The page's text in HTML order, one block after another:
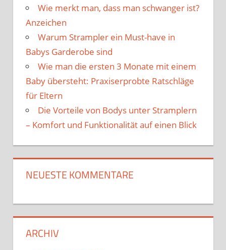
Wie merkt man, dass man schwanger ist?
Anzeichen
Warum Strampler ein Must-have in
Babys Garderobe sind
Wie man die ersten 3 Monate mit einem
Baby übersteht: Praxiserprobte Ratschläge
für Eltern
Die Vorteile von Bodys unter Stramplern
– Komfort und Funktionalität auf einen Blick
NEUESTE KOMMENTARE
ARCHIV